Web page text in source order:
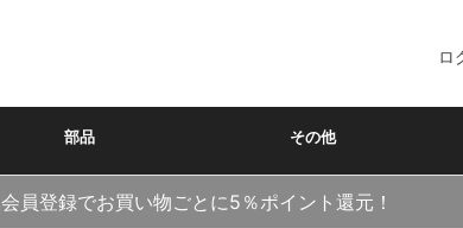
ロ
部品 その他
会員登録でお買い物ごとに5％ポイント還元！